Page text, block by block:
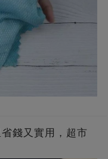
錢又實用，超市